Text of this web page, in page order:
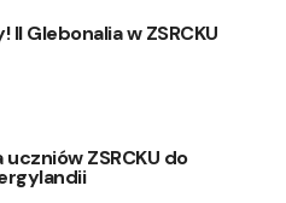
Glebonalia w ZSRCKU
ZSRCKU do